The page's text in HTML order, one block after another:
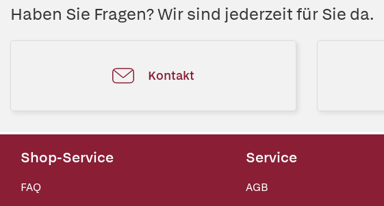
Haben Sie Fragen? Wir sind jederzeit für Sie da.
Kontakt
Shop-Service
FAQ
Service
AGB